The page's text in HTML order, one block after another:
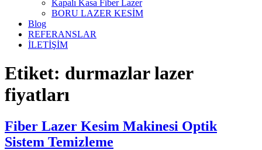
Kapalı Kasa Fiber Lazer
BORU LAZER KESİM
Blog
REFERANSLAR
İLETİŞİM
Etiket: durmazlar lazer
fiyatları
Fiber Lazer Kesim Makinesi Optik
Sistem Temizleme